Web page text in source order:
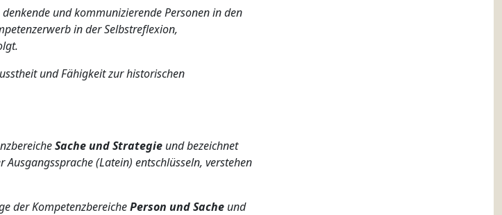
und kommunizierende Personen in den
in der Selbstreflexion,
und Fähigkeit zur historischen
Sache und Strategie und bezeichnet
(Latein) entschlüsseln, verstehen
der KompetenzbereichePerson und Sache und